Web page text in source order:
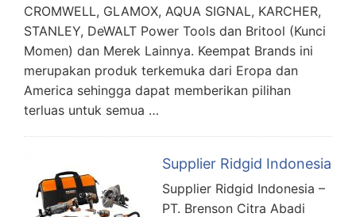
CROMWELL, GLAMOX, AQUA SIGNAL, KARCHER,
STANLEY, DeWALT Power Tools dan Britool (Kunci
Momen) dan Merek Lainnya. Keempat Brands ini
merupakan produk terkemuka dari Eropa dan
America sehingga dapat memberikan pilihan
terluas untuk semua …
Supplier Ridgid Indonesia
Supplier Ridgid Indonesia –
PT. Brenson Citra Abadi